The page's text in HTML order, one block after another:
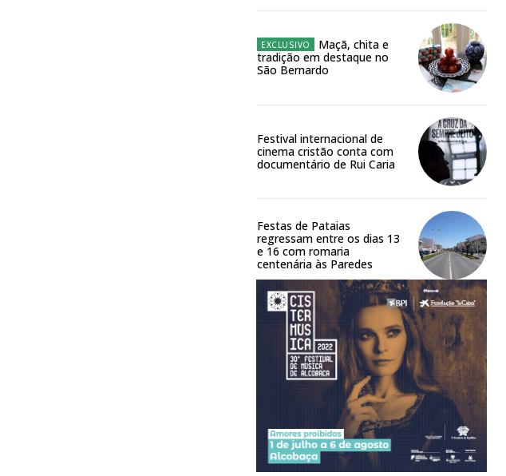
Maçã, chita e
tradição em destaque no
São Bernardo
Festival internacional de
cinema cristão conta com
documentário de Rui Caria
Festas de Pataias
regressam entre os dias 13
e 16 com romaria
centenária às Paredes